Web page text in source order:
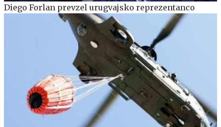
Diego Forlan prevzel urugvajsko reprezentanco